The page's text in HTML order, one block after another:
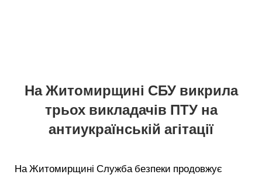
На Житомирщині СБУ викрила
трьох викладачів ПТУ на
антиукраїнській агітації
На Житомирщині Служба безпеки продовжує